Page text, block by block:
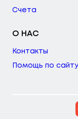
Счета
О НАС
Контакты
Помощь по сайту